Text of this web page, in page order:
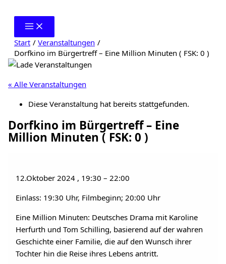
springen
Start
Veranstaltungen
Dorfkino im Bürgertreff – Eine Million Minuten ( FSK: 0 )
« Alle Veranstaltungen
Diese Veranstaltung hat bereits stattgefunden.
Dorfkino im Bürgertreff – Eine
Million Minuten ( FSK: 0 )
12.Oktober 2024 , 19:30– 22:00
Einlass: 19:30 Uhr, Filmbeginn; 20:00 Uhr
Eine Million Minuten: Deutsches Drama mit Karoline
Herfurth und Tom Schilling, basierend auf der wahren
Geschichte einer Familie, die auf den Wunsch ihrer
Tochter hin die Reise ihres Lebens antritt.